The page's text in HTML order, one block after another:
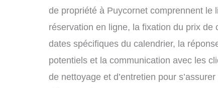
de propriété à Puycornet comprennent le
réservation en ligne, la fixation du prix de
dates spécifiques du calendrier, la
potentiels et la communication avec les
de nettoyage et d’entretien pour